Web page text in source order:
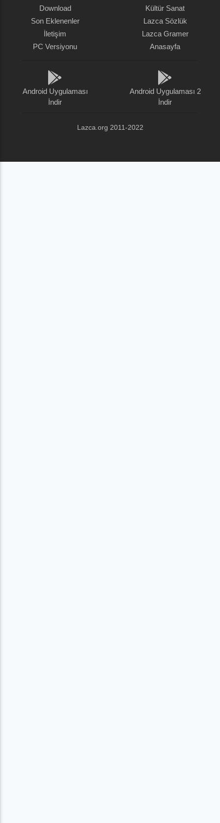
Download
Son Eklenenler
İletişim
PC Versiyonu
Kültür Sanat
Lazca Sözlük
Lazca Gramer
Anasayfa
Android Uygulaması
İndir
Android Uygulaması 2
İndir
Lazca.org 2011-2022